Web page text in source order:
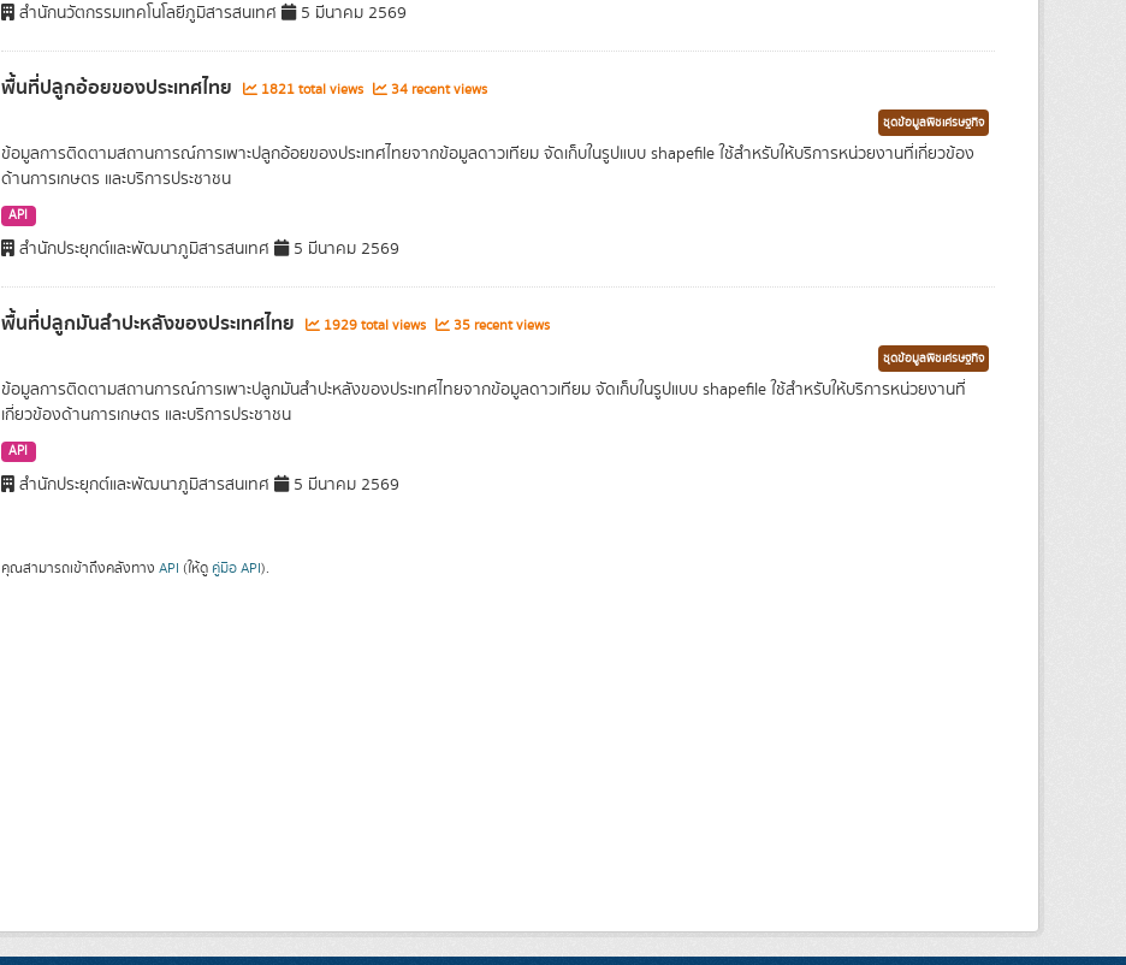
สำนักนวัตกรรมเทคโนโลยีภูมิสารสนเทศ 5 มีนาคม 2569
พื้นที่ปลูกอ้อยของประเทศไทย 1821 total views 34 recent views
ชุดข้อมูลพืชเศรษฐกิจ
ข้อมูลการติดตามสถานการณ์การเพาะปลูกอ้อยของประเทศไทยจากข้อมูลดาวเทียม จัดเก็บในรูปแบบ shapefile ใช้สำหรับให้บริการหน่วยงานที่เกี่ยวข้อง
ด้านการเกษตร และบริการประชาชน
API
สำนักประยุกต์และพัฒนาภูมิสารสนเทศ 5 มีนาคม 2569
พื้นที่ปลูกมันสำปะหลังของประเทศไทย 1929 total views 35 recent views
ชุดข้อมูลพืชเศรษฐกิจ
ข้อมูลการติดตามสถานการณ์การเพาะปลูกมันสำปะหลังของประเทศไทยจากข้อมูลดาวเทียม จัดเก็บในรูปแบบ shapefile ใช้สำหรับให้บริการหน่วยงานที่
เกี่ยวข้องด้านการเกษตร และบริการประชาชน
API
สำนักประยุกต์และพัฒนาภูมิสารสนเทศ 5 มีนาคม 2569
คุณสามารถเข้าถึงคลังทาง API (ให้ดู คู่มือ API).